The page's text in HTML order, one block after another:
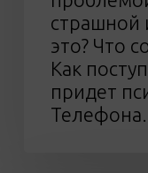
страшной
это? Что
Как
придет